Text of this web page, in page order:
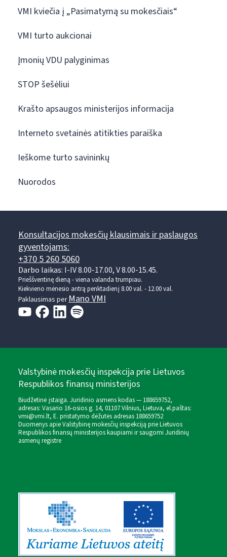
VMI kviečia į „Pasimatymą su mokesčiais“
VMI turto aukcionai
Įmonių VDU palyginimas
STOP šešėliui
Krašto apsaugos ministerijos informacija
Interneto svetainės atitikties paraiška
Ieškome turto savininkų
Nuorodos
Konsultacijos mokesčių klausimais ir paslaugos
gyventojams:
+370 5 260 5060
Darbo laikas: I-IV 8.00-17.00, V 8.00-15.45.
Prieššventinę dieną - viena valanda trumpiau.
Kiekvieno mėnesio antrą penktadienį 8.00 val. - 12.00 val.
Paklausimas perMano VMI
Valstybinė mokesčių inspekcija prie Lietuvos
Respublikos finansų ministerijos
Biudžetinė įstaiga. Juridinio asmens kodas — 188659752,
adresas: Vasario 16-osios g. 14, 01107 Vilnius, Lietuva, el.paštas:
vmi@vmi.lt, E. pristatymo dėžutės adresas 188659752
Duomenys apie Valstybinę mokesčių inspekciją prie Lietuvos
Respublikos finansų ministerijos kaupiami ir saugomi Juridinių
asmenų registre